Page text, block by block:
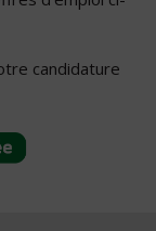
candidature